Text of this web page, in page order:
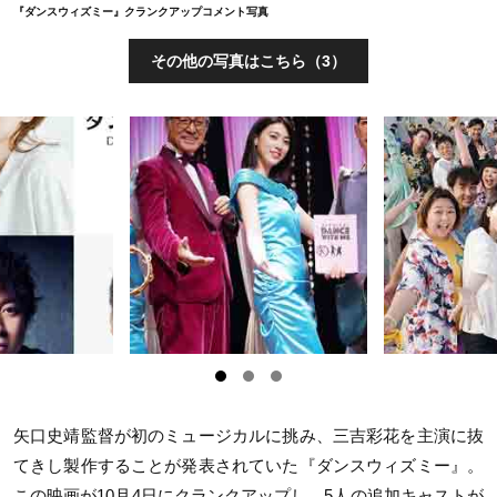
『ダンスウィズミー』クランクアップコメント写真
その他の写真はこちら（3）
矢口史靖監督が初のミュージカルに挑み、三吉彩花を主演に抜
てきし製作することが発表されていた『ダンスウィズミー』。